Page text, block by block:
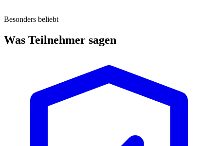
Besonders beliebt
Was Teilnehmer sagen